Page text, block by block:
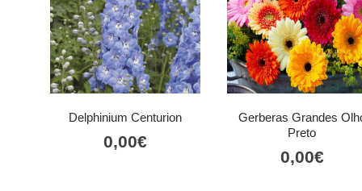
Delphinium Centurion
0,00€
Gerberas Grandes
Preto
0,00€